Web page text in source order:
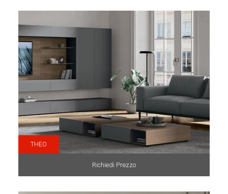
THEO
Richiedi Prezzo